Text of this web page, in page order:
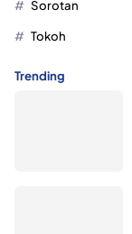
Sorotan
Tokoh
Trending